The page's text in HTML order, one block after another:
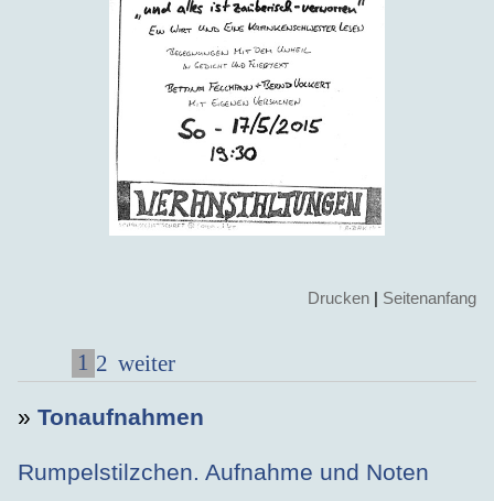
Drucken | Seitenanfang
1 2 weiter
» Tonaufnahmen
Rumpelstilzchen. Aufnahme und Noten